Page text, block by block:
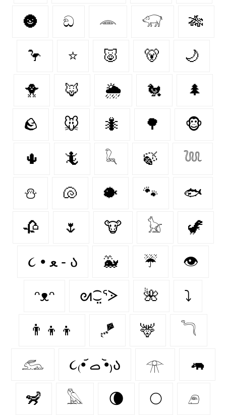
🌚 ඞ 𓂎 𓃟 🎋
🦩 ⭐ 🐷 🐻‍ 🌙
🐥 🦊 🌦️ 🐔 🌲
🪨 🐭 🐜 🌳 🐵
🌵 🦎 𓆗 🍃 𓆙
⛄ 🐚 🐡 🐾 🐟
🥀 🌷 🐮 𓃠 🦖
૮ • ﻌ - ა⁩ 🐳 ☔ 👁️
ᵔᴥᵔ ᘛ⁐̤ᕐᐷ 🌺 ⤵
👨‍👦‍👦 🪁 🦌 𓆓
𓃹 ૮₍•᷄ ࡇ •᷅₎ა 𓁿 🦛
🦨 𓅓 🌘 🌕 𓂉